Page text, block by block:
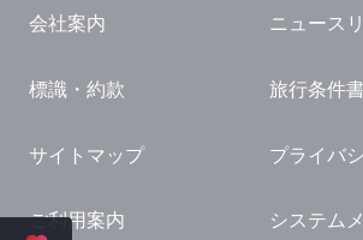
東京ドーム ホテル
横浜 ホテル
熱海 ホテル
国内観光ガイド
旅行・観光情報
会社案内 ニュース
標識・約款 旅行条件
サイトマップ プライバ
ご利用案内 システム